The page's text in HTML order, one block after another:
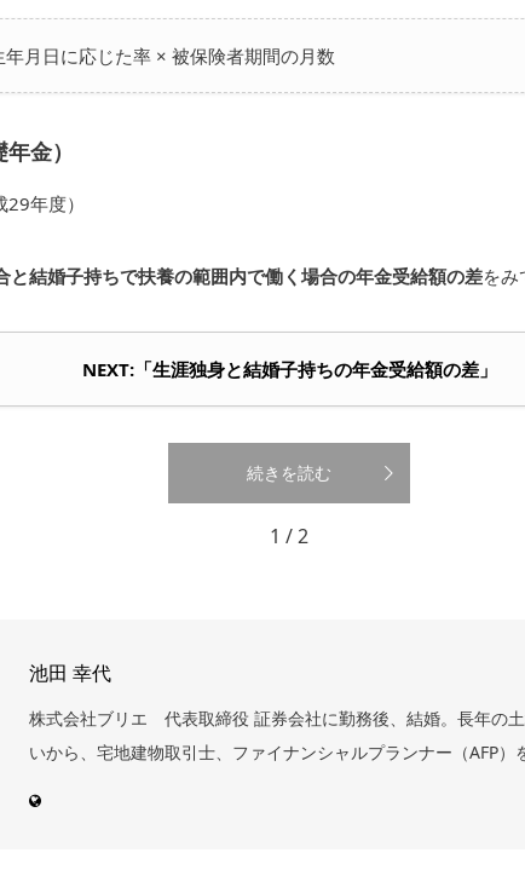
月日に応じた率 × 被保険者期間の月数
金）
年度）
と結婚子持ちで扶養の範囲内で働く場合の年金受給額の差をみ
NEXT:「生涯独身と結婚子持ちの年金受給額の差」
続きを読む
1 / 2
池田 幸代
株式会社ブリエ 代表取締役 証券会社に勤務後、結婚。長年の
いから、宅地建物取引士、ファイナンシャルプランナー（AFP）